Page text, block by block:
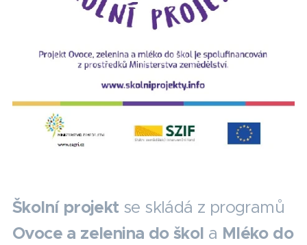
Školní projekt se skládá z programů
Ovoce a zelenina do škol a Mléko do